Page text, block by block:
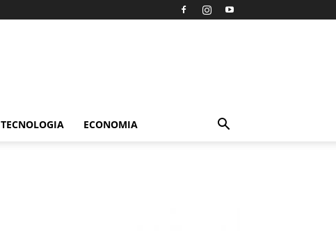
TECNOLOGIA ECONOMIA